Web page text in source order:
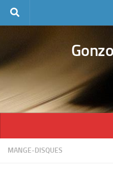
Skip to content
MANGE-DISQUES